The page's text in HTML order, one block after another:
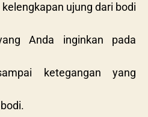
ujung dari bodi
Anda inginkan pada
ketegangan yang